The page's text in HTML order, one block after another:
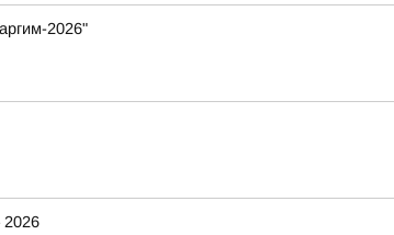
2026"
2026